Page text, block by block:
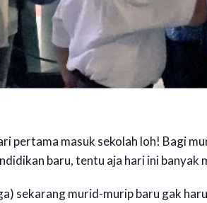
pertama masuk sekolah loh! Bagi
baru, tentu aja hari ini banyak
sekarang murid-murip baru gak